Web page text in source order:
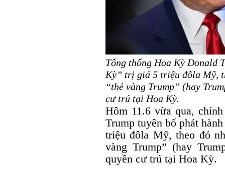
Tổng thống Hoa Kỳ Donald
Kỳ” trị giá 5 triệu đôla Mỹ,
“thẻ vàng Trump” (hay
cư trú tại Hoa Kỳ.
Hôm 11.6 vừa qua,
Trump tuyên bố phát
triệu đôla Mỹ, theo đó
vàng Trump” (hay
quyền cư trú tại Hoa Kỳ.